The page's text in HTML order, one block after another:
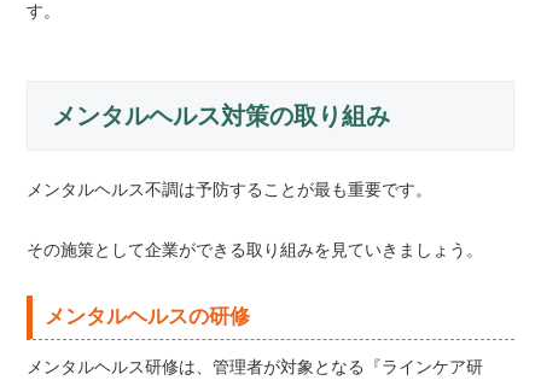
す。
メンタルヘルス対策の取り組み
メンタルヘルス不調は予防することが最も重要です。
その施策として企業ができる取り組みを見ていきましょう。
メンタルヘルスの研修
メンタルヘルス研修は、管理者が対象となる『ラインケア研